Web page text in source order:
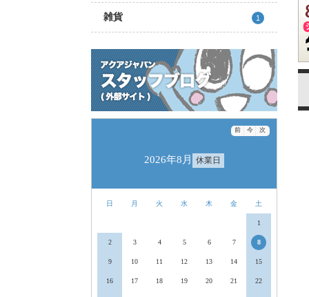
雑貨 1
前 今 次
2026年8月 休業日
日 月 火 水 木 金 土
1
2 3 4 5 6 7 8
9 10 11 12 13 14 15
16 17 18 19 20 21 22